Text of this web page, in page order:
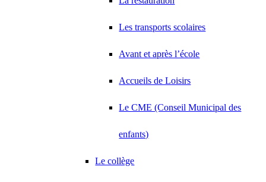
Les transports scolaires
Avant et après l’école
Accueils de Loisirs
Le CME (Conseil Municipal des
enfants)
Le collège